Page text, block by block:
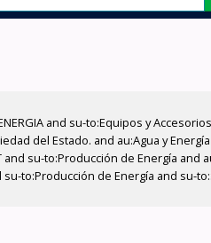
and su-to:Equipos y
del Estado. and au:Agua y
su-to:Producción de Energía and
su-to:Producción de Energía and su-